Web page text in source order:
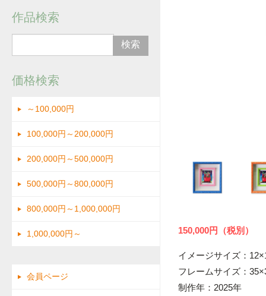
150,000円（税別）
イメージサイズ：
フレームサイズ：
制作年：2025年
作品検索
価格検索
～100,000円
100,000円～200,000円
200,000円～500,000円
500,000円～800,000円
800,000円～1,000,000円
1,000,000円～
会員ページ